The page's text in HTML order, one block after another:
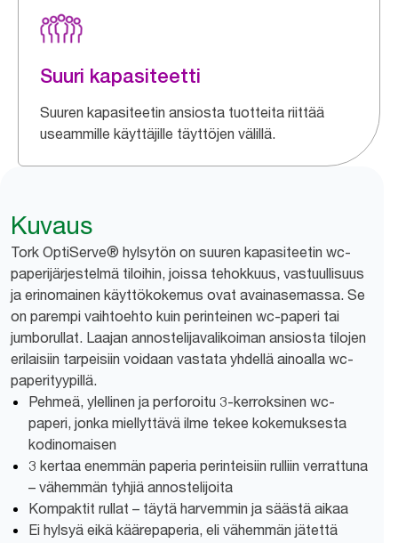
Suuri kapasiteetti
Suuren kapasiteetin ansiosta tuotteita riittää
useammille käyttäjille täyttöjen välillä.
Kuvaus
Tork OptiServe® hylsytön on suuren kapasiteetin wc-
paperijärjestelmä tiloihin, joissa tehokkuus, vastuullisuus
ja erinomainen käyttökokemus ovat avainasemassa. Se
on parempi vaihtoehto kuin perinteinen wc-paperi tai
jumborullat. Laajan annostelijavalikoiman ansiosta tilojen
erilaisiin tarpeisiin voidaan vastata yhdellä ainoalla wc-
paperityypillä.
Pehmeä, ylellinen ja perforoitu 3-kerroksinen wc-
paperi, jonka miellyttävä ilme tekee kokemuksesta
kodinomaisen
3 kertaa enemmän paperia perinteisiin rulliin verrattuna
– vähemmän tyhjiä annostelijoita
Kompaktit rullat – täytä harvemmin ja säästä aikaa
Ei hylsyä eikä käärepaperia, eli vähemmän jätettä